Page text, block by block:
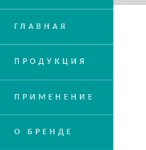
ГЛАВНАЯ
ПРОДУКЦИЯ
ПРИМЕНЕНИЕ
О БРЕНДЕ